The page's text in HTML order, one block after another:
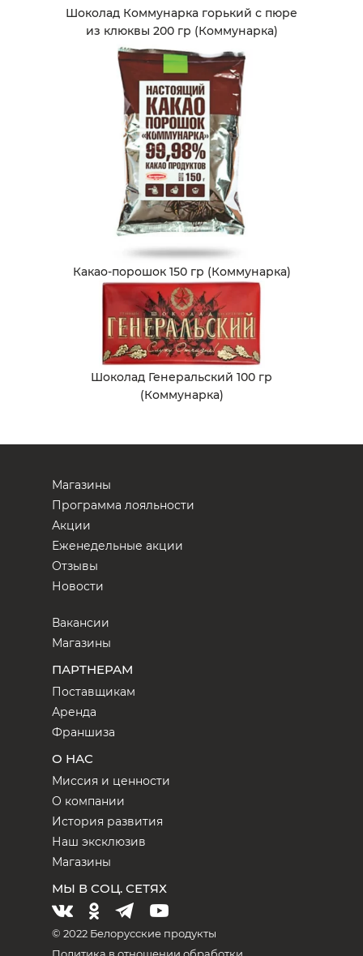
Шоколад Коммунарка горький с пюре
из клюквы 200 гр (Коммунарка)
Какао-порошок 150 гр (Коммунарка)
Шоколад Генеральский 100 гр
(Коммунарка)
Магазины
Программа лояльности
Акции
Еженедельные акции
Отзывы
Новости
Вакансии
Магазины
ПАРТНЕРАМ
Поставщикам
Аренда
Франшиза
О НАС
Миссия и ценности
О компании
История развития
Наш эксклюзив
Магазины
МЫ В СОЦ. СЕТЯХ
© 2022 Белорусские продукты
Политика в отношении обработки